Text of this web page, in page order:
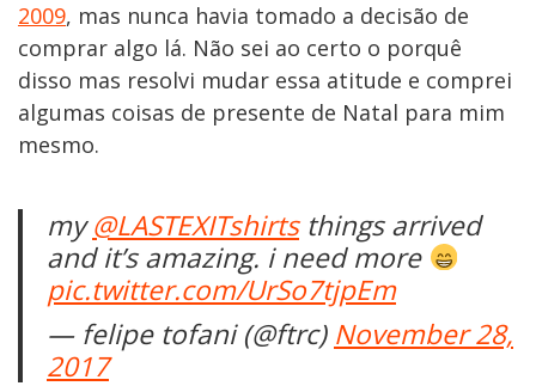
2009, mas nunca havia tomado a decisão de
comprar algo lá. Não sei ao certo o porquê
disso mas resolvi mudar essa atitude e comprei
algumas coisas de presente de Natal para mim
mesmo.
my@LASTEXITshirtsthings arrived
and it’s amazing. i need more
pic.twitter.com/UrSo7tjpEm
— felipe tofani (@ftrc) November 28,
2017